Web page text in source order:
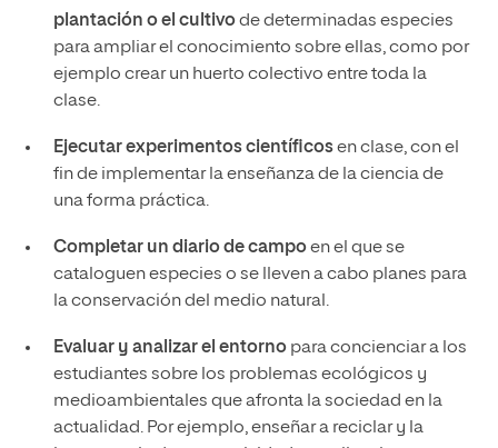
plantación o el cultivode determinadas especies
para ampliar el conocimiento sobre ellas, como por
ejemplo crear un huerto colectivo entre toda la
clase.
Ejecutar experimentos científicosen clase, con el
fin de implementar la enseñanza de la ciencia de
una forma práctica.
Completar un diario de campoen el que se
cataloguen especies o se lleven a cabo planes para
la conservación del medio natural.
Evaluar y analizar el entornopara concienciar a los
estudiantes sobre los problemas ecológicos y
medioambientales que afronta la sociedad en la
actualidad. Por ejemplo, enseñar a reciclar y la